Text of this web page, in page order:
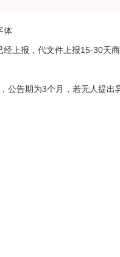
体
上报，代文件上报15-30天
公告期为3个月，若无人提出